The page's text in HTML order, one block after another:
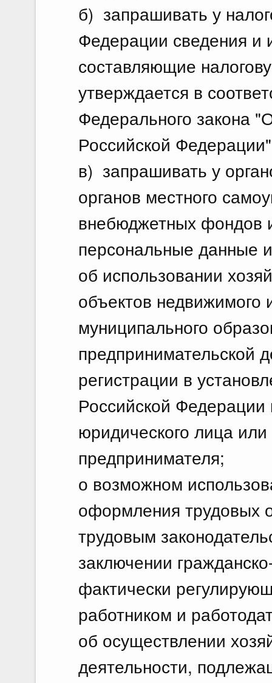
б) запрашивать у
Федерации сведения
составляющие
утверждается в
Федерального закона
Российской
в) запрашивать у
органов местного
внебюджетных
персональные данные
об использовании
объектов
муниципального
предпринимательской
регистрации в
Российской Федерации
юридического лица
предпринимателя;
о возможном
оформления трудовых
трудовым
заключении
фактически
работником и
об осуществлении
деятельности,